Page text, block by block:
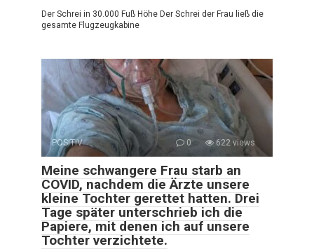
Der Schrei in 30.000 Fuß Höhe Der Schrei der Frau ließ die
gesamte Flugzeugkabine
POSITIV 0 622 views
Meine schwangere Frau starb an
COVID, nachdem die Ärzte unsere
kleine Tochter gerettet hatten. Drei
Tage später unterschrieb ich die
Papiere, mit denen ich auf unsere
Tochter verzichtete.